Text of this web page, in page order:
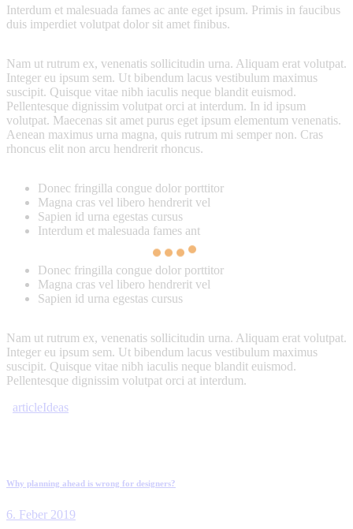
Interdum et malesuada fames ac ante eget ipsum. Primis in faucibus
duis imperdiet volutpat dolor sit amet finibus.
Nam ut rutrum ex, venenatis sollicitudin urna. Aliquam erat volutpat.
Integer eu ipsum sem. Ut bibendum lacus vestibulum maximus
suscipit. Quisque vitae nibh iaculis neque blandit euismod.
Pellentesque dignissim volutpat orci at interdum. In id ipsum
volutpat. Maecenas sit amet purus eget ipsum elementum venenatis.
Aenean maximus urna magna, quis rutrum mi semper non. Cras
rhoncus elit non arcu hendrerit rhoncus.
Donec fringilla congue dolor porttitor
Magna cras vel libero hendrerit vel
Sapien id urna egestas cursus
Interdum et malesuada fames ant
Donec fringilla congue dolor porttitor
Magna cras vel libero hendrerit vel
Sapien id urna egestas cursus
Nam ut rutrum ex, venenatis sollicitudin urna. Aliquam erat volutpat.
Integer eu ipsum sem. Ut bibendum lacus vestibulum maximus
suscipit. Quisque vitae nibh iaculis neque blandit euismod.
Pellentesque dignissim volutpat orci at interdum.
articleIdeas
Beitrags-
Navigation
Prev
Why planning ahead is wrong for designers?
6. Feber 2019